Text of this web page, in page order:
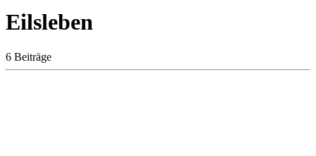
Eilsleben
6 Beiträge